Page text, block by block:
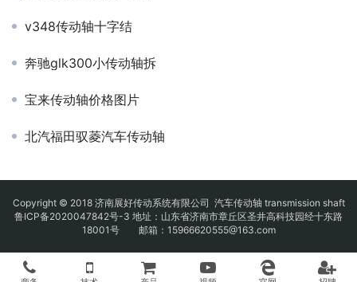
v348传动轴十字结
奔驰glk300小传动轴拆
宝来传动轴价格图片
北汽福田驭菱汽车传动轴
Copyright © 2018 济南展好传动系统有限公司 汽车传动轴 transmission shaft
鲁ICP备2020047842号-3 地址：山东省济南市章丘区圣井高科技园经十东路
18001号 邮箱：15966620555@163.com